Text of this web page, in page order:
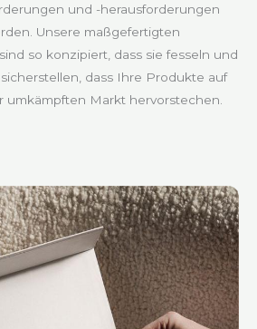
und -herausforderungen
Unsere maßgefertigten
so konzipiert, dass sie fesseln und
dass Ihre Produkte auf
umkämpften Markt hervorstechen.